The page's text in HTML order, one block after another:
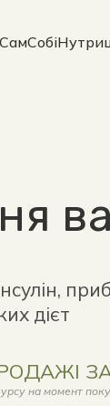
дієт
на момент